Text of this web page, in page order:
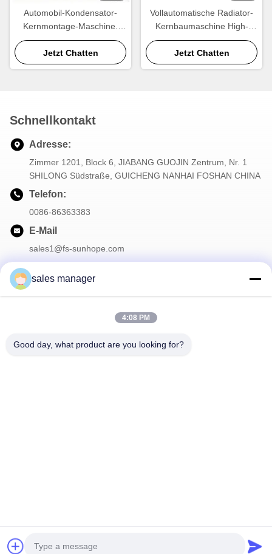
Automobil-Kondensator-
Kernmontage-Maschine.
Automatische Rohr-
Anordnung und
Wärmetauscher-Kern-
Jetzt Chatten
Vollautomatische Radiator-
Kernbaumaschine High-
Output Aluminium-
Kernmontage-Ausrüstung
Jetzt Chatten
Schnellkontakt
Adresse:
Zimmer 1201, Block 6, JIABANG GUOJIN Zentrum, Nr. 1
SHILONG Südstraße, GUICHENG NANHAI FOSHAN CHINA
Telefon:
0086-86363383
E-Mail
sales1@fs-sunhope.com
sales manager
4:08 PM
Good day, what product are you looking for?